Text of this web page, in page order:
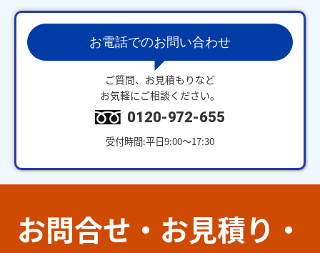
お電話でのお問い合わせ
ご質問、お見積もりなど
お気軽にご相談ください。
0120-972-655
受付時間:平日9:00～17:30
お問合せ・お見積り・